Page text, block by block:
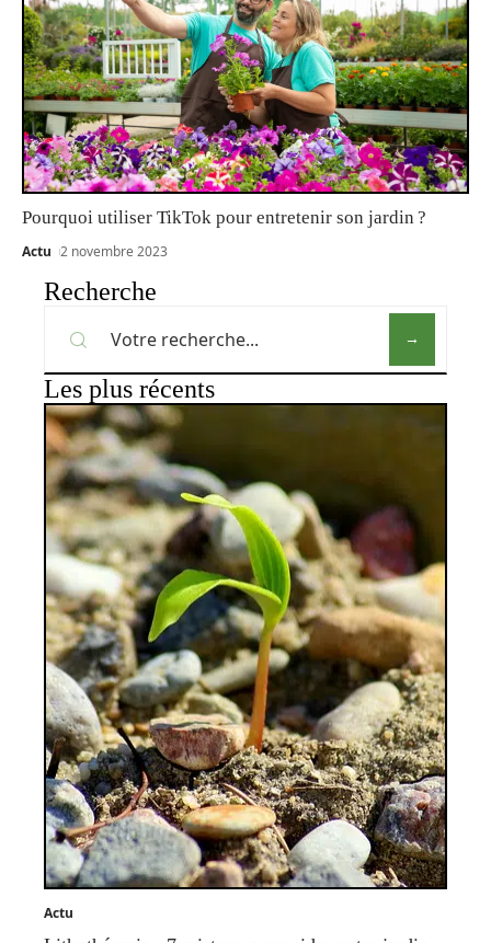
Pourquoi utiliser TikTok pour entretenir son jardin ?
Actu 2 novembre 2023
Recherche
Les plus récents
Actu